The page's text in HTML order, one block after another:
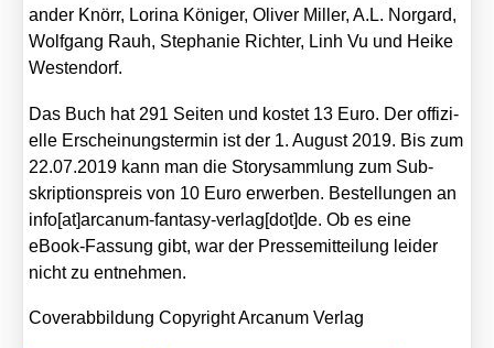
an­der Knörr, Lori­na Köni­ger, Oli­ver Mil­ler, A.L. Nor­gard,
Wolf­gang Rauh, Ste­pha­nie Rich­ter, Linh Vu und Hei­ke
Wes­ten­dorf.
Das Buch hat 291 Sei­ten und kos­tet 13 Euro. Der offi­zi­
el­le Erschei­nungs­ter­min ist der 1. August 2019. Bis zum
22.07.2019 kann man die Sto­ry­samm­lung zum Sub­
skrip­ti­ons­preis von 10 Euro erwer­ben. Bestel­lun­gen an
info[at]arcanum-fantasy-verlag[dot]de. Ob es eine
eBook-Fas­sung gibt, war der Pres­se­mit­tei­lung lei­der
nicht zu ent­neh­men.
Cover­ab­bil­dung Copy­right Arca­num Ver­lag